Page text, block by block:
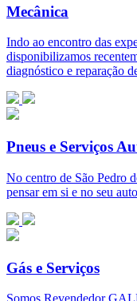
Mecânica
Indo ao encontro das
disponibilizamos
diagnóstico e reparação
Pneus e Serviços
No centro de São Pedro
pensar em si e no seu
Gás e Serviços